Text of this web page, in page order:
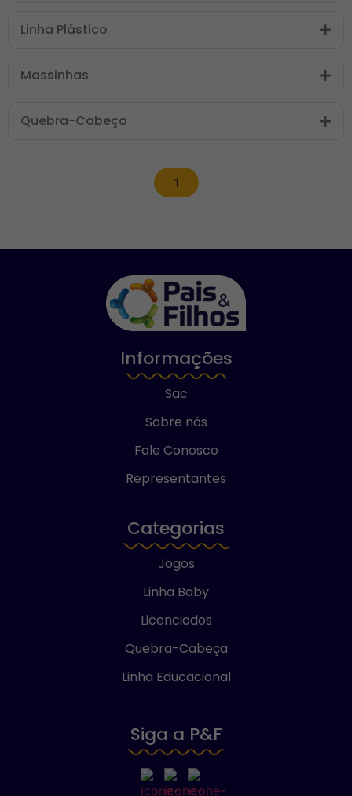
Linha Plástico
Massinhas
Quebra-Cabeça
1
Informações
Sac
Sobre nós
Fale Conosco
Representantes
Categorias
Jogos
Linha Baby
Licenciados
Quebra-Cabeça
Linha Educacional
Siga a P&F